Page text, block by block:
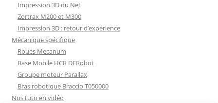
Impression 3D du Net
Zortrax M200 et M300
Impression 3D : retour d’expérience
Mécanique spécifique
Roues Mecanum
Base Mobile HCR DFRobot
Groupe moteur Parallax
Bras robotique Braccio T050000
Nos tuto en vidéo